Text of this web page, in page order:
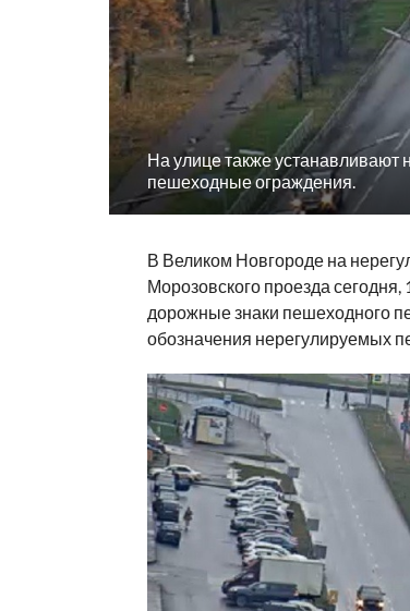
На улице также устанавливают
пешеходные ограждения.
В Великом Новгороде на
Морозовского проезда
дорожные знаки пешеходного
обозначения нерегулируемых